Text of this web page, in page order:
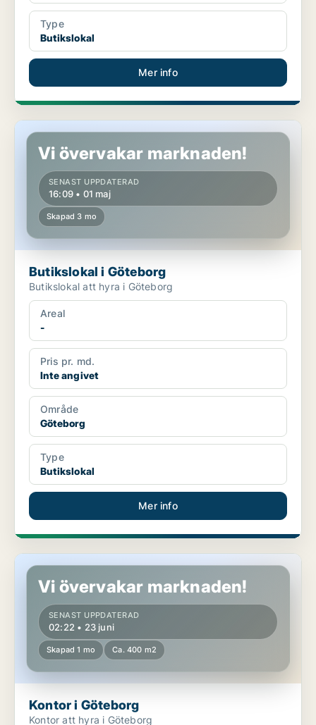
Type
Butikslokal
Mer info
Butikslokal i Göteborg
Vi övervakar marknaden!
SENAST UPPDATERAD
16:09 • 01 maj
Skapad 3 mo
Butikslokal i Göteborg
Butikslokal att hyra i Göteborg
Areal
-
Pris pr. md.
Inte angivet
Område
Göteborg
Type
Butikslokal
Mer info
Kontor i Göteborg
Vi övervakar marknaden!
SENAST UPPDATERAD
02:22 • 23 juni
Skapad 1 mo Ca. 400 m2
Kontor i Göteborg
Kontor att hyra i Göteborg